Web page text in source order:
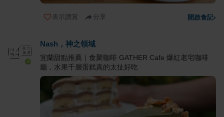
表示讚賞 分享 開啟食記›
Nash，神之領域
宜蘭甜點推薦｜食聚咖啡 GATHER Cafe 爆紅老宅咖啡
廳，水果千層蛋糕真的太扯好吃